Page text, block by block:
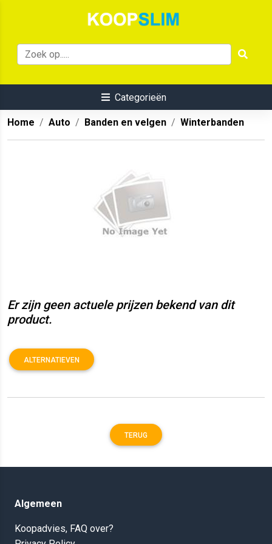
Categorieën
Home Auto Banden en velgen Winterbanden
Er zijn geen actuele prijzen bekend van dit
product.
ALTERNATIEVEN
TERUG
Algemeen
Koopadvies, FAQ over?